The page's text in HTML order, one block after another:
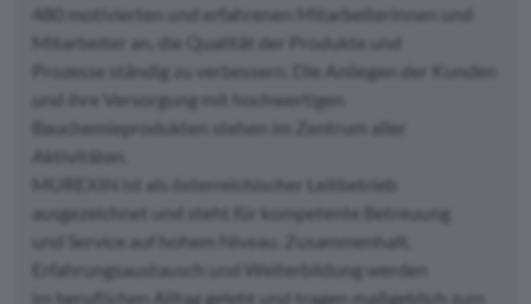
480 motivierten und erfahrenen Mitarbeiterinnen und
Mitarbeiter an, die Qualität der Produkte und
Prozesse ständig zu verbessern. Die Anliegen der Kunden
und ihre Versorgung mit hochwertigen
Bauchemieprodukten stehen im Zentrum aller
Aktivitäten.
MUREXIN ist als österreichischer Leitbetrieb
ausgezeichnet und steht für kompetente Betreuung
und Service auf hohem Niveau. Zusammenhalt,
Erfahrungsaustausch und Weiterbildung werden
im beruflichen Alltag gelebt und tragen maßgeblich zum